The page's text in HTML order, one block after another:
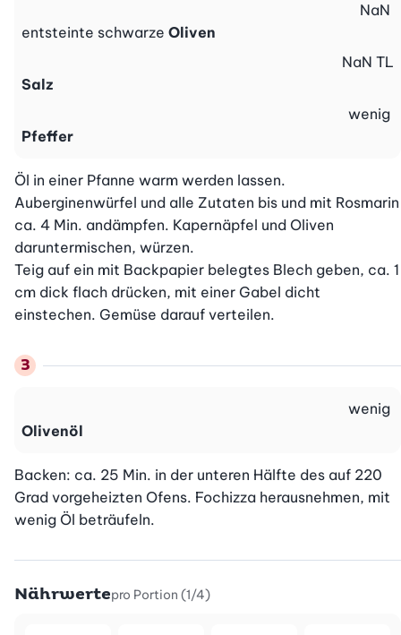
entsteinte schwarze Oliven
NaN
Salz
NaN TL
Pfeffer
wenig
Öl in einer Pfanne warm werden lassen.
Auberginenwürfel und alle Zutaten bis und mit Rosmarin
ca. 4 Min. andämpfen. Kapernäpfel und Oliven
daruntermischen, würzen.
Teig auf ein mit Backpapier belegtes Blech geben, ca. 1
cm dick flach drücken, mit einer Gabel dicht
einstechen. Gemüse darauf verteilen.
Olivenöl
wenig
Backen: ca. 25 Min. in der unteren Hälfte des auf 220
Grad vorgeheizten Ofens. Fochizza herausnehmen, mit
wenig Öl beträufeln.
Nährwertepro Portion (1/4)